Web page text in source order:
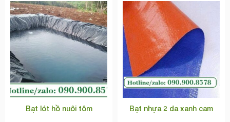
Bạt lót hồ nuôi tôm Bạt nhựa 2 da xanh cam